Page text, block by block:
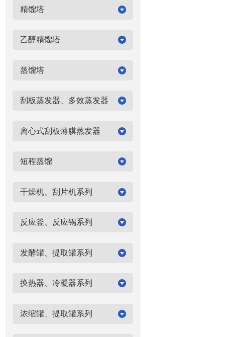
精馏塔
乙醇精馏塔
蒸馏塔
刮板蒸发器、多效蒸发器
离心式刮板薄膜蒸发器
短程蒸馏
干燥机、刮片机系列
反应釜、反应锅系列
发酵罐、提取罐系列
换热器、冷凝器系列
浓缩罐、提取罐系列